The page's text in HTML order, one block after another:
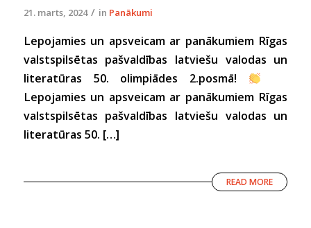
21. marts, 2024 / in Panākumi
Lepojamies un apsveicam ar panākumiem Rīgas
valstspilsētas pašvaldības latviešu valodas un
literatūras 50. olimpiādes 2.posmā!
Lepojamies un apsveicam ar panākumiem Rīgas
valstspilsētas pašvaldības latviešu valodas un
literatūras 50. […]
READ MORE